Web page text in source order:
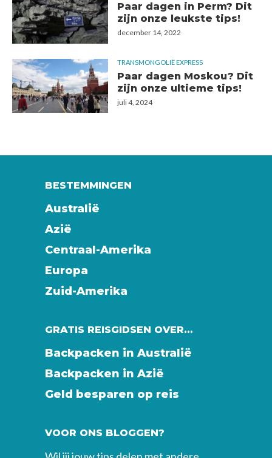
Paar dagen in Perm? Dit
zijn onze leukste tips!
december 14, 2022
TRANSMONGOLIË EXPRESS
Paar dagen Moskou? Dit
zijn onze ultieme tips!
juli 4, 2024
BESTEMMINGEN
Australië
Azië
Centraal-Amerika
Europa
Zuid-Amerika
GRATIS REISGIDSEN OVER…
Backpacken in Australië
Backpacken in Azië
Geld besparen op reis
VOOR ONS BLOGGEN?